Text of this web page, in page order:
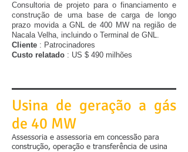
Consultoria de projeto para o financiamento e
construção de uma base de carga de longo
prazo movida a GNL de 400 MW na região de
Nacala Velha, incluindo o Terminal de GNL.
Cliente : Patrocinadores
Custo relatado : US $ 490 milhões
Usina de geração a gás
de 40 MW
Assessoria e assessoria em concessão para
construção, operação e transferência de usina